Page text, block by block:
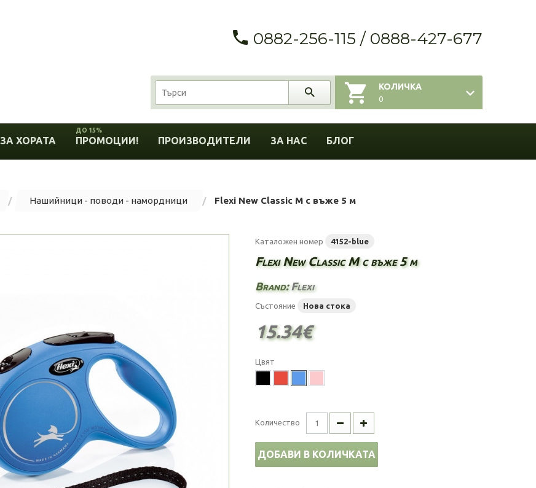
0882-256-115 / 0888-427-677
КОЛИЧКА
0
ЗА ХОРАТА ПРОМОЦИИ!
ДО 15%
ПРОИЗВОДИТЕЛИ ЗА НАС БЛОГ
Нашийници - поводи - намордници Flexi New Classic M с въже 5 м
Каталожен номер 4152-blue
Flexi New Classic M с въже 5 м
Brand:Flexi
Състояние Нова стока
15.34€
Цвят
Количество
ДОБАВИ В КОЛИЧКАТА